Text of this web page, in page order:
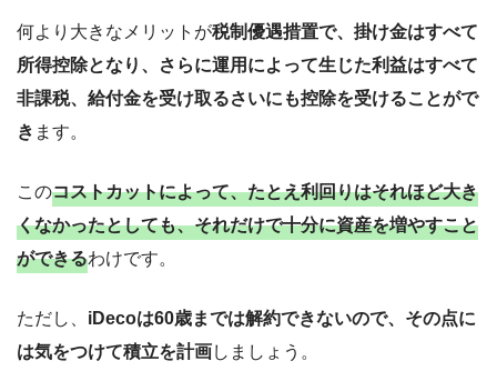
何より大きなメリットが税制優遇措置で、掛け金はすべて
所得控除となり、さらに運用によって生じた利益はすべて
非課税、給付金を受け取るさいにも控除を受けることがで
き ます。
このコストカットによって、たとえ利回りはそれほど大き
くなかったとしても、それだけで十分に資産を増やすこと
ができるわけです。
ただし、 iDecoは60歳までは解約できないので、その点に
は気をつけて積立を計画しましょう。